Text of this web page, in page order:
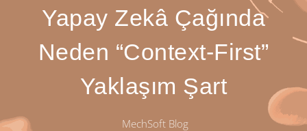
Yapay Zekâ Çağında
Neden “Context-First”
Yaklaşım Şart
MechSoft Blog